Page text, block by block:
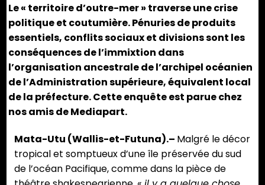
Le « territoire d’outre-mer » traverse une crise
politique et coutumière. Pénuries de produits
essentiels, conflits sociaux et divisions sont les
conséquences de l’immixtion dans
l’organisation ancestrale de l’archipel océanien
de l’Administration supérieure, équivalent local
de la préfecture. Cette enquête est parue chez
nos amis de Mediapart.
Mata-Utu (Wallis-et-Futuna).– Malgré le décor
tropical et somptueux d’une île préservée du sud
de l’océan Pacifique, comme dans la pièce de